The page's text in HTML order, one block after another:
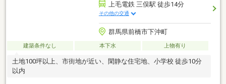
上毛電鉄 三俣駅 徒歩14分
その他の交通
群馬県前橋市下沖町
建築条件なし 本下水 上物有り
土地100坪以上、市街地が近い、閑静な住宅地、小学校 徒歩10分
以内